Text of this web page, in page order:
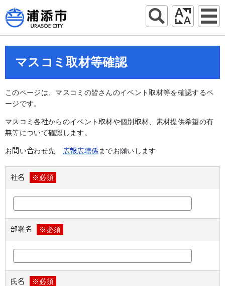
マスコミ取材等確認
このページは、マスコミの皆さんのイベント取材等を確認するペ
ージです。
マスコミ各社からのイベント取材や個別取材、素材提供希望の有
無等について確認します。
お問い合わせ先 広報広聴係までお願いします
社名 ※必須
部署名 ※必須
氏名 ※必須